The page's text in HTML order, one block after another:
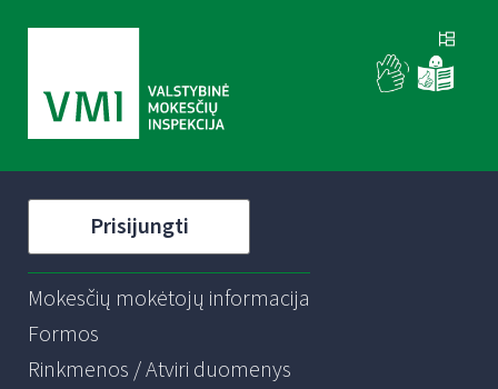
Prisijungti
Mokesčių mokėtojų informacija
Formos
Rinkmenos / Atviri duomenys